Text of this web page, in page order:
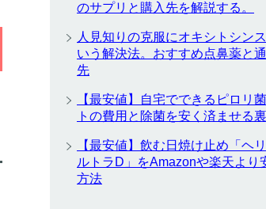
のサプリと購入先を解説する。
人見知りの克服にオキシトシン
いう解決法。おすすめ点鼻薬と
先
【最安値】自宅でできるピロリ
トの費用と除菌を安く済ませる
【最安値】飲む日焼け止め「ヘ
ルトラD」をAmazonや楽天より
方法